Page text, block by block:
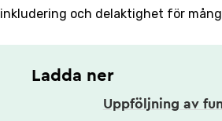
inklud­ering och del­aktig­het för
Ladda ner
Uppföljning av